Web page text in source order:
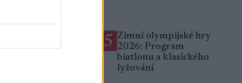
na kolečkových
5 Zimní olympijské hry
2026: Program
biatlonu a klasického
lyžování